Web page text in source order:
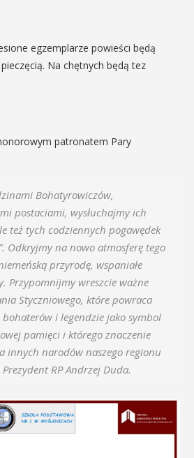
egzemplarze powieści będą
Na chętnych będą tez
patronatem Pary
Bohatyrowiczów,
postaciami, wysłuchajmy ich
też tych codziennych pogawędek
Odkryjmy na nowo atmosferę tego
przyrodę, wspaniałe
Przypomnijmy wreszcie ważne
Styczniowego, które powraca
i legendzie jako symbol
pamięci i którego znaczenie
innych narodów naszego regionu
RP Andrzej Duda.